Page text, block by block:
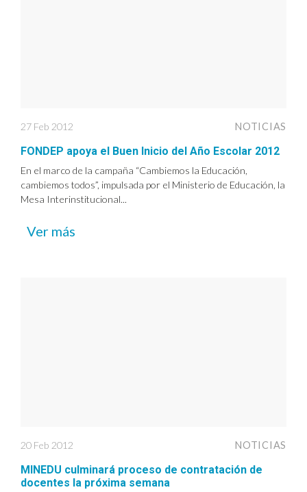
27 Feb 2012 NOTICIAS
FONDEP apoya el Buen Inicio del Año Escolar 2012
En el marco de la campaña “Cambiemos la Educación,
cambiemos todos”, impulsada por el Ministerio de Educación, la
Mesa Interinstitucional...
Ver más
20 Feb 2012 NOTICIAS
MINEDU culminará proceso de contratación de
docentes la próxima semana